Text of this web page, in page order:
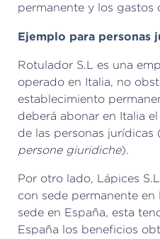
permanente y los gastos
Ejemplo para personas
Rotulador S.L es una
operado en Italia, no
establecimiento
deberá abonar en Italia
de las personas jurídicas
persone giuridiche).
Por otro lado, Lápices
con sede permanente en
sede en España, esta
España los beneficios